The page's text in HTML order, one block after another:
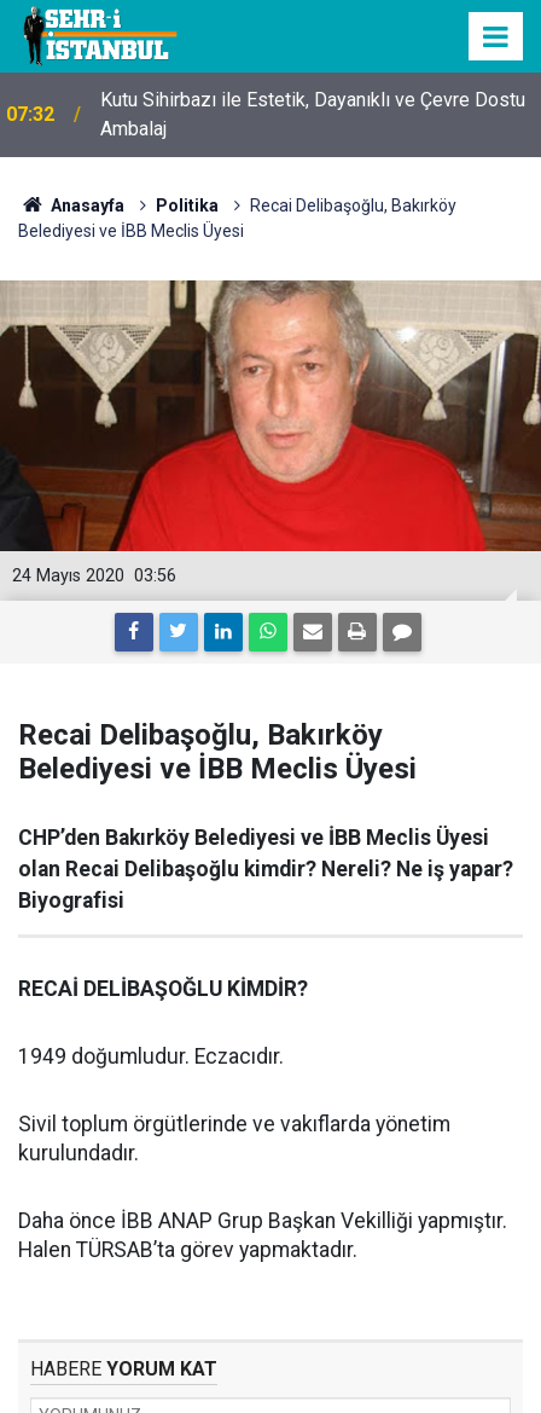
07:32
Kutu Sihirbazı ile Estetik, Dayanıklı ve Çevre Dostu
Ambalaj
Anasayfa Politika
Recai Delibaşoğlu, Bakırköy
Belediyesi ve İBB Meclis Üyesi
03:56
24 Mayıs 2020
Recai Delibaşoğlu, Bakırköy
Belediyesi ve İBB Meclis Üyesi
CHP’den Bakırköy Belediyesi ve İBB Meclis Üyesi
olan Recai Delibaşoğlu kimdir? Nereli? Ne iş yapar?
Biyografisi
RECAİ DELİBAŞOĞLU KİMDİR?
1949 doğumludur. Eczacıdır.
Sivil toplum örgütlerinde ve vakıflarda yönetim
kurulundadır.
Daha önce İBB ANAP Grup Başkan Vekilliği yapmıştır.
Halen TÜRSAB’ta görev yapmaktadır.
HABERE YORUM KAT